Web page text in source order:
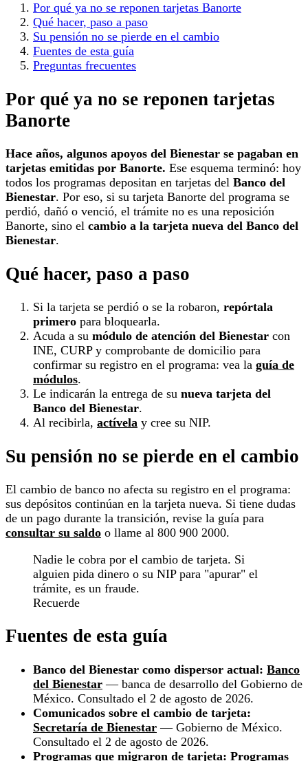
Por qué ya no se reponen tarjetas Banorte
Qué hacer, paso a paso
Su pensión no se pierde en el cambio
Fuentes de esta guía
Preguntas frecuentes
Por qué ya no se reponen tarjetas
Banorte
Hace años, algunos apoyos del Bienestar se pagaban en
tarjetas emitidas por Banorte. Ese esquema terminó: hoy
todos los programas depositan en tarjetas del Banco del
Bienestar. Por eso, si su tarjeta Banorte del programa se
perdió, dañó o venció, el trámite no es una reposición
Banorte, sino el cambio a la tarjeta nueva del Banco del
Bienestar.
Qué hacer, paso a paso
Si la tarjeta se perdió o se la robaron, repórtala
primero para bloquearla.
Acuda a su módulo de atención del Bienestar con
INE, CURP y comprobante de domicilio para
confirmar su registro en el programa: vea la guía de
módulos.
Le indicarán la entrega de su nueva tarjeta del
Banco del Bienestar.
Al recibirla, actívela y cree su NIP.
Su pensión no se pierde en el cambio
El cambio de banco no afecta su registro en el programa:
sus depósitos continúan en la tarjeta nueva. Si tiene dudas
de un pago durante la transición, revise la guía para
consultar su saldo o llame al 800 900 2000.
Nadie le cobra por el cambio de tarjeta. Si
alguien pida dinero o su NIP para "apurar" el
trámite, es un fraude.
Recuerde
Fuentes de esta guía
Banco del Bienestar como dispersor actual: Banco
del Bienestar — banca de desarrollo del Gobierno de
México. Consultado el 2 de agosto de 2026.
Comunicados sobre el cambio de tarjeta:
Secretaría de Bienestar — Gobierno de México.
Consultado el 2 de agosto de 2026.
Programas que migraron de tarjeta: Programas